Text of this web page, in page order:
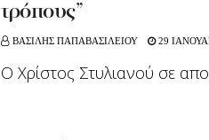
τρόπους”
ΒΑΣΙΛΗΣ ΠΑΠΑΒΑΣΙΛΕΙΟΥ 29
Ο Χρίστος Στυλιανού σε